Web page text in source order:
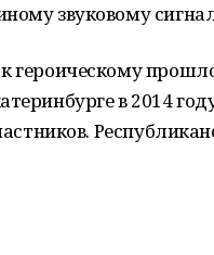
звуковому
героическому
в 2014